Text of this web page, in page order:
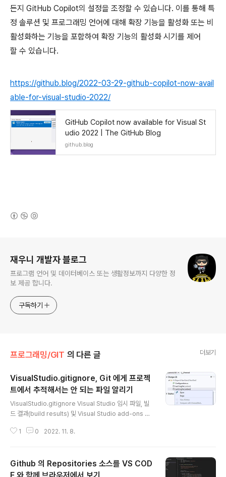
든지 GitHub Copilot의 설정을 조정할 수 있습니다. 이를 통해 특
정 솔루션 및 프로그래밍 언어에 대해 확장 기능을 활성화 또는 비
활성화하는 기능을 포함하여 확장 기능의 활성화 시기를 제어
할 수 있습니다.
https://github.blog/2022-03-29-github-copilot-now-avail
able-for-visual-studio-2022/
GitHub Copilot now available for Visual St
udio 2022 | The GitHub Blog
github.blog
재우니 개발자 블로그
프로그램 언어 및 데이터베이스 또는 생활정보까지 다양한 정
보 제공 합니다.
구독하기
프로그래밍/GIT 의 다른 글 더보기
VisualStudio.gitignore, Git 에게 프로젝
트에서 추적해서는 안 되는 파일 알리기
VisualStudio.gitignore Visual Studio 임시 파일, 빌
드 결과(build results) 및 Visual Studio add-ons 에
추적해서는 안 되는 파일을 알리고 Git이 해당 파일에 변경
e 수 있습니다. Git에서 추적하는 파일의 경우 Git에 추적
을 중지하고 변경 내용을 무시하도록 지시할 수 있습니다.
1 0 2022. 11. 8.
Github 의 Repositories 소스를 VS COD